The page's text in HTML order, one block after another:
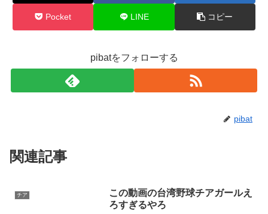
Pocket LINE コピー
pibatをフォローする
pibat
関連記事
チア
この動画の台湾野球チアガールえ
ろすぎるやろ